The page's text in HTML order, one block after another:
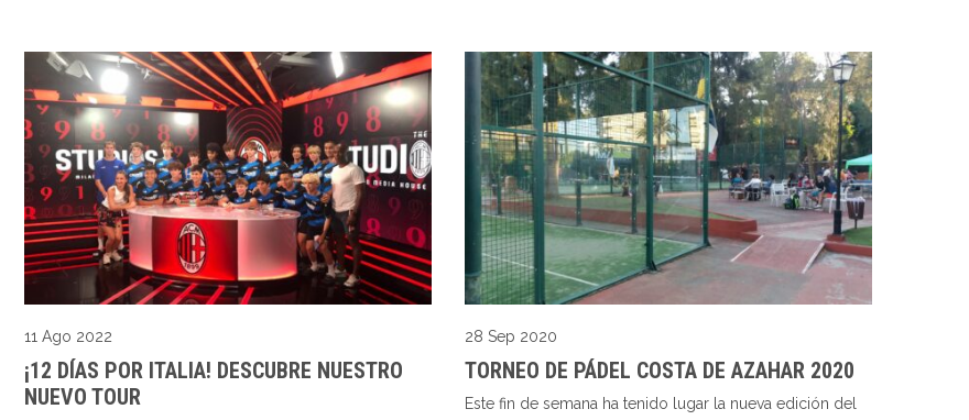
11 Ago 2022
¡12 DÍAS POR ITALIA! DESCUBRE NUESTRO
NUEVO TOUR
28 Sep 2020
TORNEO DE PÁDEL COSTA DE AZAHAR 2020
Este fin de semana ha tenido lugar la nueva edición del